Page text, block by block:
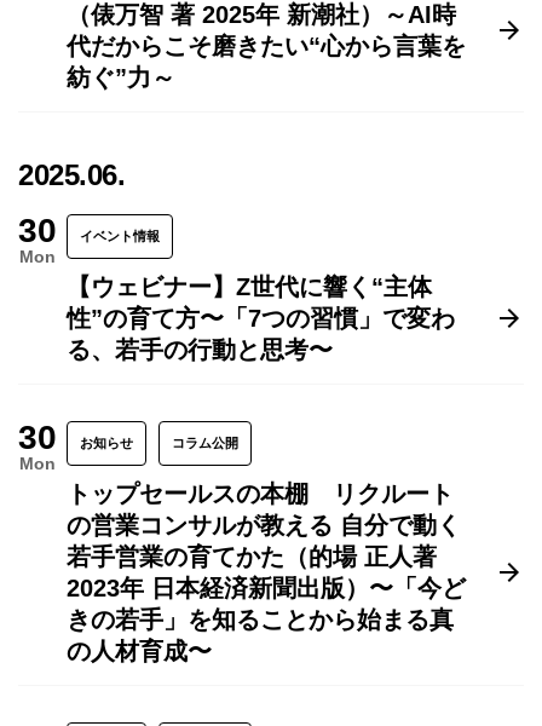
（俵万智 著 2025年 新潮社）～AI時
代だからこそ磨きたい“心から言葉を
紡ぐ”力～
2025.06.
30
Mon
イベント情報
【ウェビナー】Z世代に響く“主体
性”の育て方〜「7つの習慣」で変わ
る、若手の行動と思考〜
30
Mon
お知らせ コラム公開
トップセールスの本棚 リクルート
の営業コンサルが教える 自分で動く
若手営業の育てかた（的場 正人著
2023年 日本経済新聞出版）〜「今ど
きの若手」を知ることから始まる真
の人材育成〜